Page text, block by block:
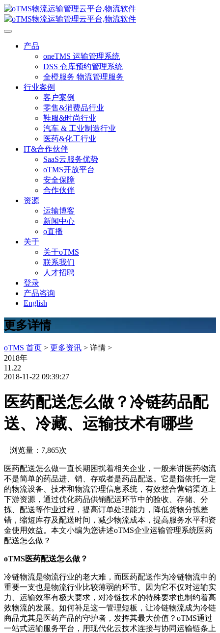
产品
oneTMS 运输管理系统
DSS 仓库预约管理系统
全橙服务 物流管理服务
行业案例
客户案例
零售&消费品行业
鞋服&时尚行业
汽车 & 工业制造行业
医药&化工行业
IT&合作伙伴
SaaS云服务优势
oTMS开放平台
安全保障
合作伙伴
资源
运输博客
新闻中心
o直播
关于
关于oTMS
联系我们
人才招聘
登录
产品咨询
English
更多详情
oTMS 首页 > 更多资讯 > 详情 >
2018年
11.22
2018-11-22 09:39:27
医药配送怎么做？冷链药品配
送、冷藏、运输技术有哪些
浏览量：7,865次
医药配送怎么做一直长期困扰着相关企业，一般来讲医药物流
不是简单的药品进、销、存或者是药品配送。它是指依托一定
的物流设备、技术和物流管理信息系统，有效整合营销渠道上
下游资源，通过优化药品供销配运环节中的验收、存储、分
拣、配送等作业过程，提高订单处理能力，降低货物分拣差
错，缩短库存及配送时间，减少物流成本，提高服务水平和资
金使用效益。本文小编为您讲述oTMS企业运输管理系统医药
配送怎么做？
oTMS医药配送怎么做？
冷链物流是物流行业的老大难，而医药配送作为冷链物流中的
重要一支也是物流行业比较薄弱的环节。因为它不仅对运输实
力、运输效率有极大要求，对冷链技术的特殊要求也制约着高
效物流的发展。如何补足这一管理短板，让冷链物流成为冷链
商品尤其是医药产品的守护者，发挥其最大价值？oTMS通过
一站式运输服务平台，用现代化云技术连接与协同运输链条上